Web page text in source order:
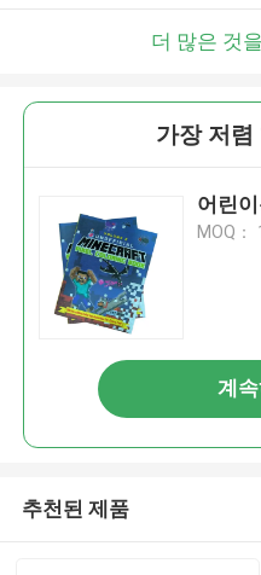
더 많은 것
가장 저렴
어린
MOQ：
계
추천된 제품